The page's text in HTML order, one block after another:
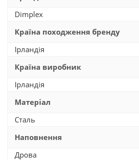
Dimplex
Країна походження бренду
Ірландія
Країна виробник
Ірландія
Матеріал
Сталь
Наповнення
Дрова